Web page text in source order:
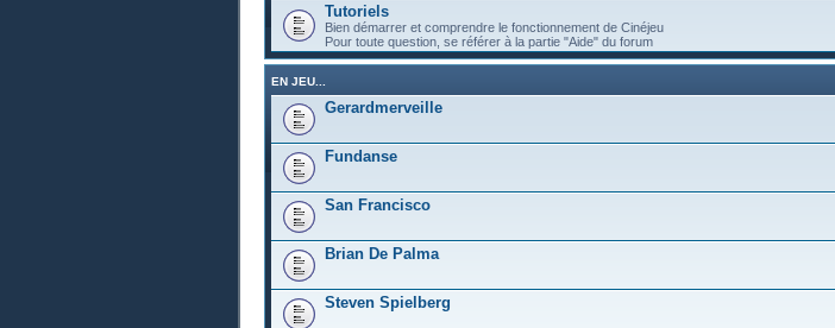
Tutoriels
Bien démarrer et comprendre le fonctionnement de Cinéjeu
Pour toute question, se référer à la partie "Aide" du forum
EN JEU...
Gerardmerveille
Fundanse
San Francisco
Brian De Palma
Steven Spielberg